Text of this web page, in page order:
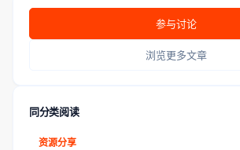
参与讨论
浏览更多文章
同分类阅读
资源分享